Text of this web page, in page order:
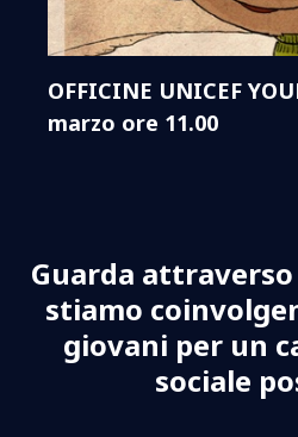
OFFICINE UNICEF
marzo ore 11.00
Guarda
stiamo
giovani per un
sociale